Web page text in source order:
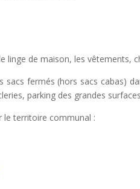
linge de maison, les vêtements,
sacs fermés (hors sacs cabas)
parking des grandes
le territoire communal :